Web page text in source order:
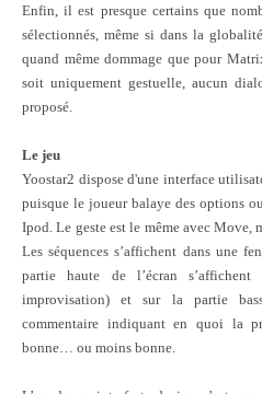
Enfin, il est presque certains que
sélectionnés, même si dans la
quand même dommage que pour
soit uniquement gestuelle, aucun
proposé.
Le jeu
Yoostar2 dispose d'une interface
puisque le joueur balaye des options
Ipod. Le geste est le même avec Move,
Les séquences s’affichent dans une
partie haute de l’écran
improvisation) et sur la partie
commentaire indiquant en quoi la
bonne… ou moins bonne.